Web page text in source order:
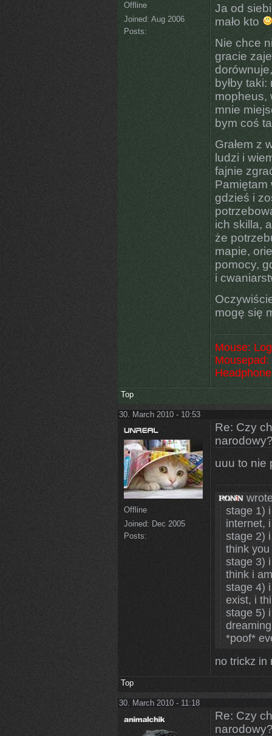
Offline
Joined: Aug 2006
Posts:
Ja od
mało kto
Nie chce
gracie
byłby
mopheus,
mnie
bym coś
Grałem z
ludzi i
fajnie
Pamiętam
gdzieś i
ich skilla,
że
mapie,
pomocy,
i
mogę się
Mouse:
Top
30. March 2010 - 10:53
Offline
Joined: Dec 2005
Posts:
Re: Czy
uuu to nie
stage 1)
internet,
stage 2)
think
stage 3)
think i
stage 4)
exist, i
stage 5)
*poof*
no trickz in
Top
30. March 2010 - 11:18
Re: Czy